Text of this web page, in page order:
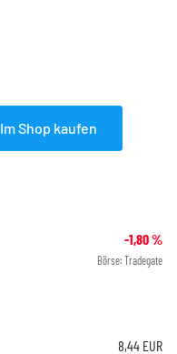
Im Shop kaufen
-1,80%
Börse: Tradegate
8,44 EUR